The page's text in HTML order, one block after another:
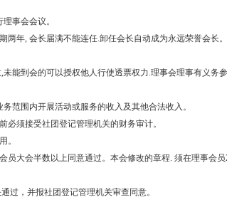
事会会议。
两年, 会长届满不能连任.卸任会长自动成为永远荣誉会长
能到会的可以授权他人行使透票权力.理事会理事有义务
范围内开展活动或服务的收入及其他合法收入。
必须接受社团登记管理机关的财务审计。
。
员大会半数以上同意通过。本会修改的章程. 须在理事会
过，并报社团登记管理机关审查同意。